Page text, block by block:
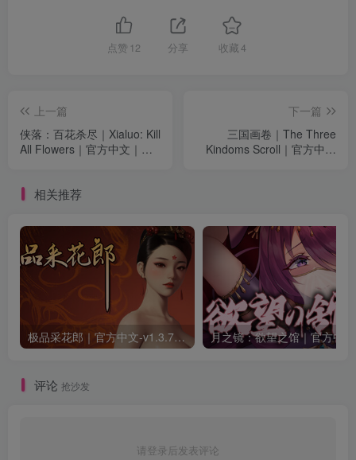
点赞 12 分享 收藏4
上一篇
侠落：百花杀尽｜Xialuo: Kill
All Flowers｜官方中文｜
下一篇
三国画卷｜The Three
Kindoms Scroll｜官方中文
相关推荐
极品采花郎｜官方中文-v1.3.7+满金币初始存档+通关存档｜7.11G｜免安装
评论 抢沙发
请登录后发表评论